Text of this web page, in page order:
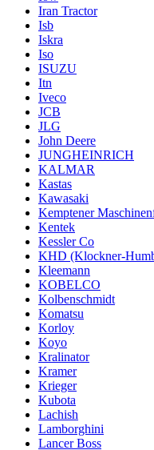
Iran Tractor
Isb
Iskra
Iso
ISUZU
Itn
Iveco
JCB
JLG
John Deere
JUNGHEINRICH
KALMAR
Kastas
Kawasaki
Kemptener
Kentek
Kessler Co
KHD (Klockner-
Kleemann
KOBELCO
Kolbenschmidt
Komatsu
Korloy
Koyo
Kralinator
Kramer
Krieger
Kubota
Lachish
Lamborghini
Lancer Boss